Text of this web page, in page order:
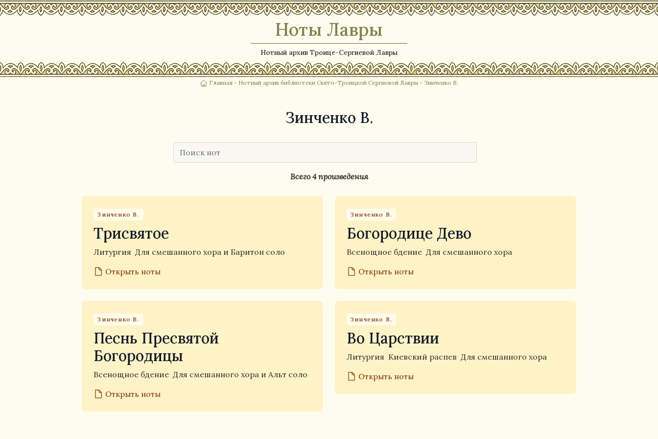
Ноты Лавры
Нотный архив Троице-Сергиевой Лавры
Главная - Нотный архив библиотеки Свято-Троицкой Сергиевой Лавры - Зинченко В.
Зинченко В.
Всего 4 произведения
Зинченко В.
Трисвятое
Литургия Для смешанного хора и Баритон соло
Открыть ноты
Зинченко В.
Богородице Дево
Всенощное бдение Для смешанного хора
Открыть ноты
Зинченко В.
Песнь Пресвятой
Богородицы
Всенощное бдение Для смешанного хора и Альт соло
Открыть ноты
Зинченко В.
Во Царствии
Литургия Киевский распев Для смешанного хора
Открыть ноты